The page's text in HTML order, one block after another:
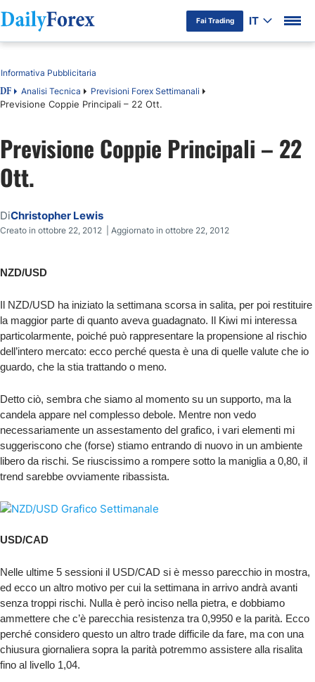
Fai Trading IT
Indice
DF Analisi Tecnica Previsioni Forex Settimanali
Previsione Coppie Principali – 22 Ott.
Informativa Pubblicitaria
Previsione Coppie Principali – 22
Ott.
DiChristopher Lewis
Creato in ottobre 22, 2012 | Aggiornato in ottobre 22, 2012
NZD/USD
Il NZD/USD ha iniziato la settimana scorsa in salita, per poi restituire
la maggior parte di quanto aveva guadagnato. Il Kiwi mi interessa
particolarmente, poiché può rappresentare la propensione al rischio
dell’intero mercato: ecco perché questa è una di quelle valute che io
guardo, che la stia trattando o meno.
Detto ciò, sembra che siamo al momento su un supporto, ma la
candela appare nel complesso debole. Mentre non vedo
necessariamente un assestamento del grafico, i vari elementi mi
suggeriscono che (forse) stiamo entrando di nuovo in un ambiente
libero da rischi. Se riuscissimo a rompere sotto la maniglia a 0,80, il
trend sarebbe ovviamente ribassista.
USD/CAD
Nelle ultime 5 sessioni il USD/CAD si è messo parecchio in mostra,
ed ecco un altro motivo per cui la settimana in arrivo andrà avanti
senza troppi rischi. Nulla è però inciso nella pietra, e dobbiamo
ammettere che c’è parecchia resistenza tra 0,9950 e la parità. Ecco
perché considero questo un altro trade difficile da fare, ma con una
chiusura giornaliera sopra la parità potremmo assistere alla risalita
fino al livello 1,04.